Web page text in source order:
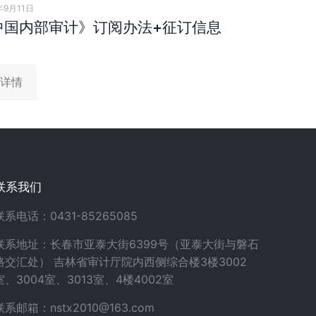
月11日
国内部审计》订阅办法+征订信息
详情
系我们
系电话：0431-85265085
系地址：长春市亚泰大街6399号（亚泰大街与磐石
交汇处） 吉林省审计厅院内西侧综合楼3楼3002
、3004室、3013室、4楼4002室
系邮箱：nstx2010@163.com